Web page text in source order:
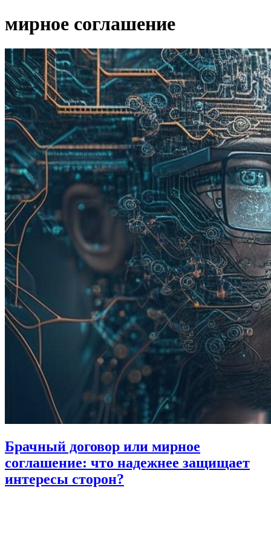
мирное соглашение
Брачный договор или мирное
соглашение: что надежнее защищает
интересы сторон?